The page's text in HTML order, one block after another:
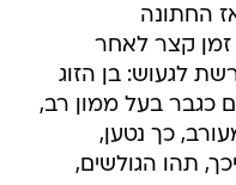
החתונה
קצר לאחר
לגעוש: בן הזוג
כגבר בעל ממון רב,
כך נטען,
תהו הגולשים,